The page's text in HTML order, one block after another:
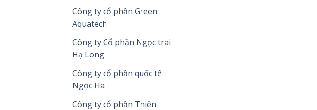
Công ty cổ phần Green
Aquatech
Công ty Cổ phần Ngọc trai
Hạ Long
Công ty cổ phần quốc tế
Ngọc Hà
Công ty cổ phần Thiên